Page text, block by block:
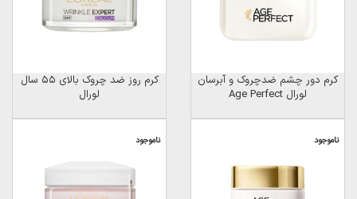
کرم دور چشم ضدچروک و آبرسان
لورال Age Perfect
کرم روز ضد چروک بالای ۵۵ سال
لورال
ناموجود ناموجود